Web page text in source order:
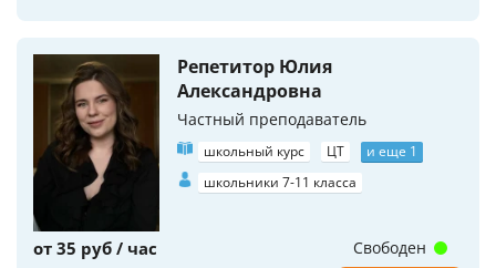
Репетитор Юлия
Александровна
Частный преподаватель
школьный курс ЦТ
и еще 1
школьники 7-11 класса
от 35 руб / час Свободен